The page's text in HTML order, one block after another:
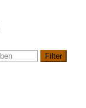
Filter